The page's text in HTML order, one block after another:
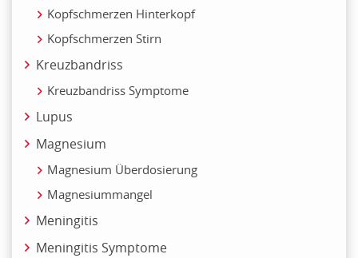
Kopfschmerzen Hinterkopf
Kopfschmerzen Stirn
Kreuzbandriss
Kreuzbandriss Symptome
Lupus
Magnesium
Magnesium Überdosierung
Magnesiummangel
Meningitis
Meningitis Symptome